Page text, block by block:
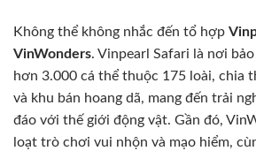
Không thể không nhắc đến tổ hợp
VinWonders. Vinpearl Safari là nơi
hơn 3.000 cá thể thuộc 175 loài, chia
và khu bán hoang dã, mang đến trải
đáo với thế giới động vật. Gần đó,
loạt trò chơi vui nhộn và mạo hiểm,